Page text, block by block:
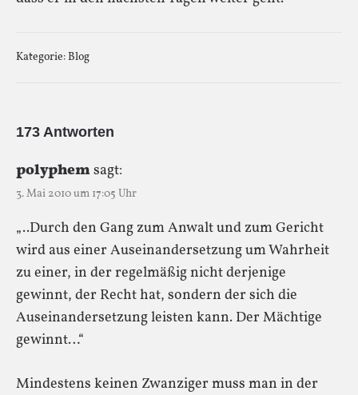
Kategorie:Blog
173 Antworten
polyphemsagt:
3. Mai 2010 um 17:05 Uhr
„..Durch den Gang zum Anwalt und zum Gericht
wird aus einer Auseinandersetzung um Wahrheit
zu einer, in der regelmäßig nicht derjenige
gewinnt, der Recht hat, sondern der sich die
Auseinandersetzung leisten kann. Der Mächtige
gewinnt…“
Mindestens keinen Zwanziger muss man in der